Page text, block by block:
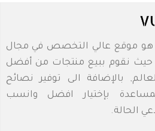
هو موقع عالي التخصص في مجال
حيث نقوم ببيع منتجات من أفضل
بالإضافة الى توفير نصائح
بإختيار افضل وانسب
الحالة.